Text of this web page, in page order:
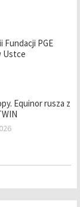
Fundacji PGE
Ustce
Equinor rusza z